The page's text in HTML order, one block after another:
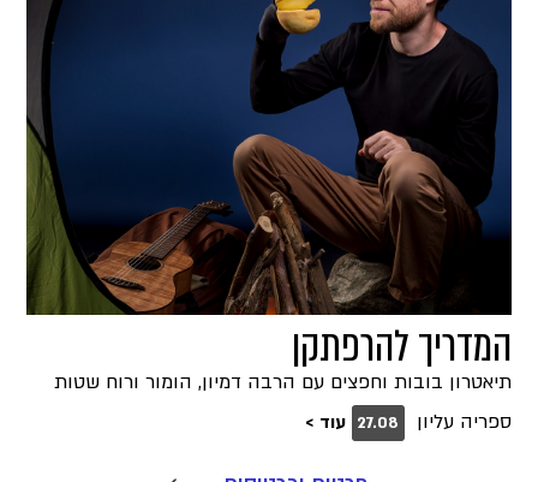
המדריך להרפתקן
תיאטרון בובות וחפצים עם הרבה דמיון, הומור ורוח שטות
ספריה עליון
27.08 עוד >